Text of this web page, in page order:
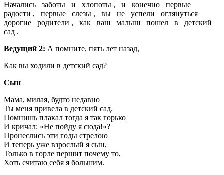
Начались заботы и хлопоты , и конечно первые
радости , первые слезы , вы не успели оглянуться
дорогие родители , как ваш малыш пошел в детский
сад .
Ведущий 2: А помните, пять лет назад,
Как вы ходили в детский сад?
Сын
Мама, милая, будто недавно
Ты меня привела в детский сад.
Помнишь плакал тогда я так горько
И кричал: «Не пойду я сюда!»?
Пронеслись эти годы стрелою
И теперь уже взрослый я сын,
Только в горле першит почему то,
Хоть считаю себя я большим.